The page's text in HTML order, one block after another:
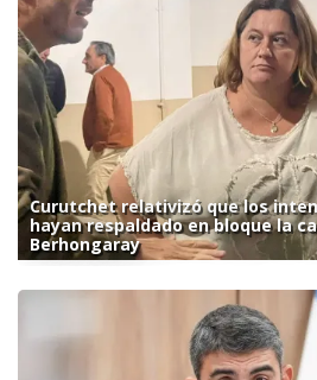
Curutchet relativizó que los
hayan respaldado en bloque la
Berhongaray